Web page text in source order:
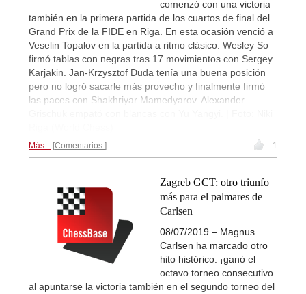
comenzó con una victoria
también en la primera partida de los cuartos de final del
Grand Prix de la FIDE en Riga. En esta ocasión venció a
Veselin Topalov en la partida a ritmo clásico. Wesley So
firmó tablas con negras tras 17 movimientos con Sergey
Karjakin. Jan-Krzysztof Duda tenía una buena posición
pero no logró sacarle más provecho y finalmente firmó
las paces con Shakhriyar Mamedyarov. Alexander
Más... Comentarios 1
Zagreb GCT: otro triunfo
más para el palmares de
Carlsen
08/07/2019 – Magnus
Carlsen ha marcado otro
hito histórico: ¡ganó el
octavo torneo consecutivo
al apuntarse la victoria también en el segundo torneo del